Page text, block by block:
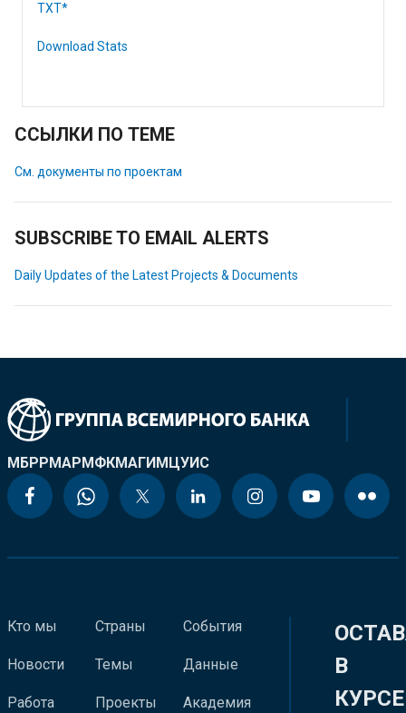
TXT*
Download Stats
ССЫЛКИ ПО ТЕМЕ
См. документы по проектам
SUBSCRIBE TO EMAIL ALERTS
Daily Updates of the Latest Projects & Documents
МБРРМАРМФКМАГИМЦУИС
Кто мы
Новости
Работа
Страны
Темы
Проекты
События
Данные
Академия
В
КУРСЕ